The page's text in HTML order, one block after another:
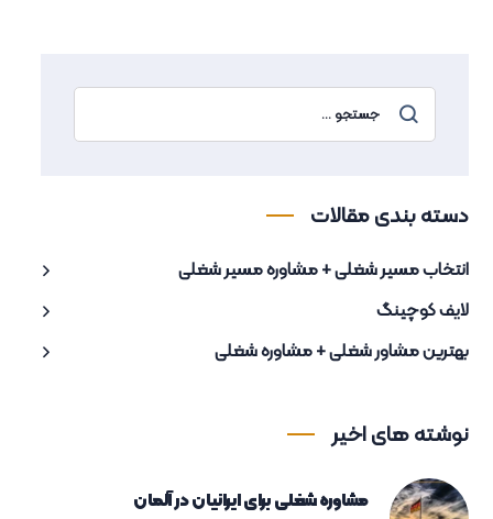
دسته بندی مقالات
انتخاب مسیر شغلی + مشاوره مسیر شغلی
لایف کوچینگ
بهترین مشاور شغلی + مشاوره شغلی
نوشته های اخیر
مشاوره شغلی برای ایرانیان در آلمان